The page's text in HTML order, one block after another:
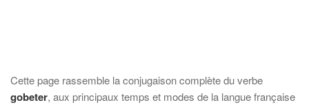
Cette page rassemble la conjugaison complète du verbe
gobeter, aux principaux temps et modes de la langue française